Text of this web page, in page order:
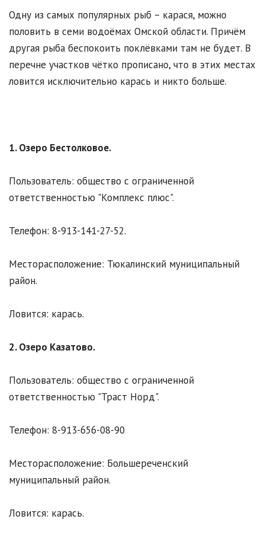
Одну из самых популярных рыб – карася, можно
половить в семи водоёмах Омской области. Причём
другая рыба беспокоить поклёвками там не будет. В
перечне участков чётко прописано, что в этих местах
ловится исключительно карась и никто больше.
1. Озеро Бестолковое.
Пользователь: общество с ограниченной
ответственностью "Комплекс плюс".
Телефон: 8-913-141-27-52.
Месторасположение: Тюкалинский муниципальный
район.
Ловится: карась.
2. Озеро Казатово.
Пользователь: общество с ограниченной
ответственностью "Траст Норд".
Телефон: 8-913-656-08-90
Месторасположение: Большереченский
муниципальный район.
Ловится: карась.